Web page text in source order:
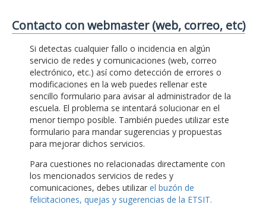
Contacto con webmaster (web, correo, etc)
Si detectas cualquier fallo o incidencia en algún
servicio de redes y comunicaciones (web, correo
electrónico, etc.) así como detección de errores o
modificaciones en la web puedes rellenar este
sencillo formulario para avisar al administrador de la
escuela. El problema se intentará solucionar en el
menor tiempo posible. También puedes utilizar este
formulario para mandar sugerencias y propuestas
para mejorar dichos servicios.
Para cuestiones no relacionadas directamente con
los mencionados servicios de redes y
comunicaciones, debes utilizar el buzón de
felicitaciones, quejas y sugerencias de la ETSIT.